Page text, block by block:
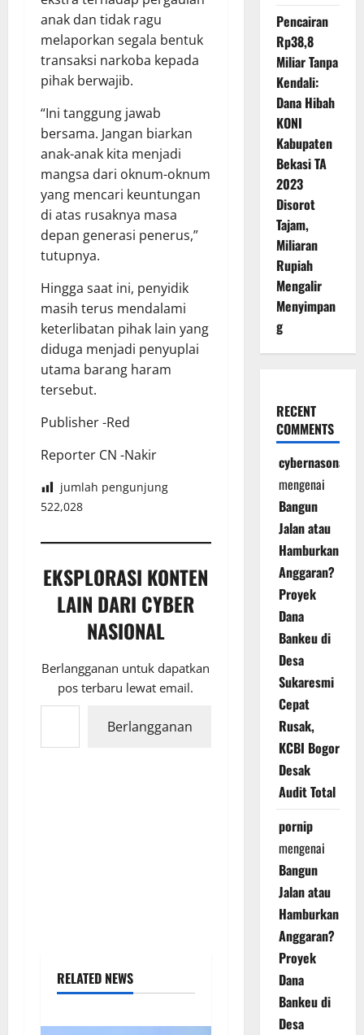
anak dan tidak ragu
melaporkan segala bentuk
transaksi narkoba kepada
pihak berwajib.
“Ini tanggung jawab
bersama. Jangan biarkan
anak-anak kita menjadi
mangsa dari oknum-oknum
yang mencari keuntungan
di atas rusaknya masa
depan generasi penerus,”
tutupnya.
Hingga saat ini, penyidik
masih terus mendalami
keterlibatan pihak lain yang
diduga menjadi penyuplai
utama barang haram
tersebut.
Publisher -Red
Reporter CN -Nakir
jumlah pengunjung
522,028
EKSPLORASI KONTEN
LAIN DARI CYBER
NASIONAL
Berlangganan untuk dapatkan
pos terbaru lewat email.
Ketikkan email Anda...
Berlangganan
RELATED NEWS
Pencairan
Rp38,8
Miliar Tanpa
Kendali:
Dana Hibah
KONI
Kabupaten
Bekasi TA
2023
Disorot
Tajam,
Miliaran
Rupiah
Mengalir
Menyimpan
g
RECENT
COMMENTS
cybernasonal
mengenai
Bangun
Jalan atau
Hamburkan
Anggaran?
Proyek
Dana
Bankeu di
Desa
Sukaresmi
Cepat
Rusak,
KCBI Bogor
Desak
Audit Total
pornip
mengenai
Bangun
Jalan atau
Hamburkan
Anggaran?
Proyek
Dana
Bankeu di
Desa